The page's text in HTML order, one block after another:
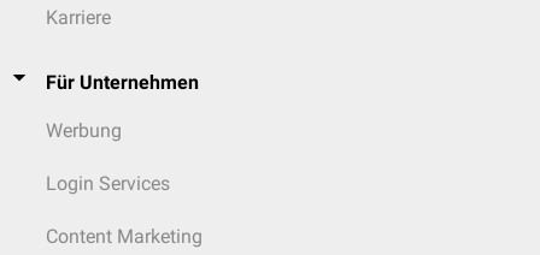
Karriere
Für Unternehmen
Werbung
Login Services
Content Marketing